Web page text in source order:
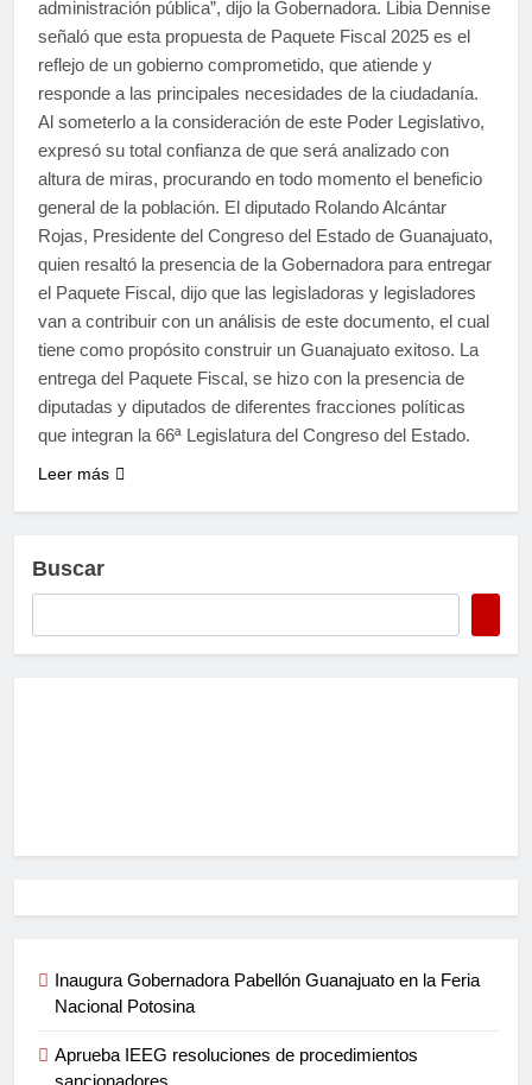
administración pública”, dijo la Gobernadora. Libia Dennise
señaló que esta propuesta de Paquete Fiscal 2025 es el
reflejo de un gobierno comprometido, que atiende y
responde a las principales necesidades de la ciudadanía.
Al someterlo a la consideración de este Poder Legislativo,
expresó su total confianza de que será analizado con
altura de miras, procurando en todo momento el beneficio
general de la población. El diputado Rolando Alcántar
Rojas, Presidente del Congreso del Estado de Guanajuato,
quien resaltó la presencia de la Gobernadora para entregar
el Paquete Fiscal, dijo que las legisladoras y legisladores
van a contribuir con un análisis de este documento, el cual
tiene como propósito construir un Guanajuato exitoso. La
entrega del Paquete Fiscal, se hizo con la presencia de
diputadas y diputados de diferentes fracciones políticas
que integran la 66ª Legislatura del Congreso del Estado.
Leer más
Buscar
Inaugura Gobernadora Pabellón Guanajuato en la Feria
Nacional Potosina
Aprueba IEEG resoluciones de procedimientos
sancionadores